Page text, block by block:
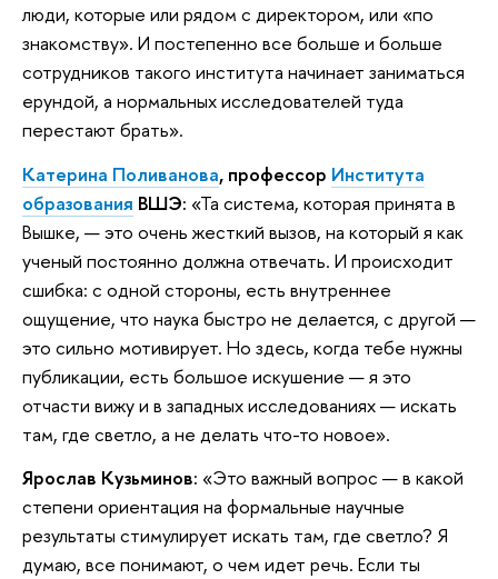
люди, которые или рядом с директором, или «по
знакомству». И постепенно все больше и больше
сотрудников такого института начинает заниматься
ерундой, а нормальных исследователей туда
перестают брать».
Катерина Поливанова, профессор Института
образования ВШЭ: «Та система, которая принята в
Вышке, — это очень жесткий вызов, на который я как
ученый постоянно должна отвечать. И происходит
сшибка: с одной стороны, есть внутреннее
ощущение, что наука быстро не делается, с другой —
это сильно мотивирует. Но здесь, когда тебе нужны
публикации, есть большое искушение — я это
отчасти вижу и в западных исследованиях — искать
там, где светло, а не делать что-то новое».
Ярослав Кузьминов: «Это важный вопрос — в какой
степени ориентация на формальные научные
результаты стимулирует искать там, где светло? Я
думаю, все понимают, о чем идет речь. Если ты